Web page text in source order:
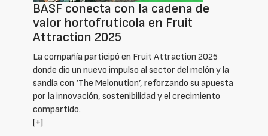
BASF conecta con la cadena de
valor hortofrutícola en Fruit
Attraction 2025
La compañía participó en Fruit Attraction 2025
donde dio un nuevo impulso al sector del melón y la
sandía con ‘The Melonution’, reforzando su apuesta
por la innovación, sostenibilidad y el crecimiento
compartido.
[+]